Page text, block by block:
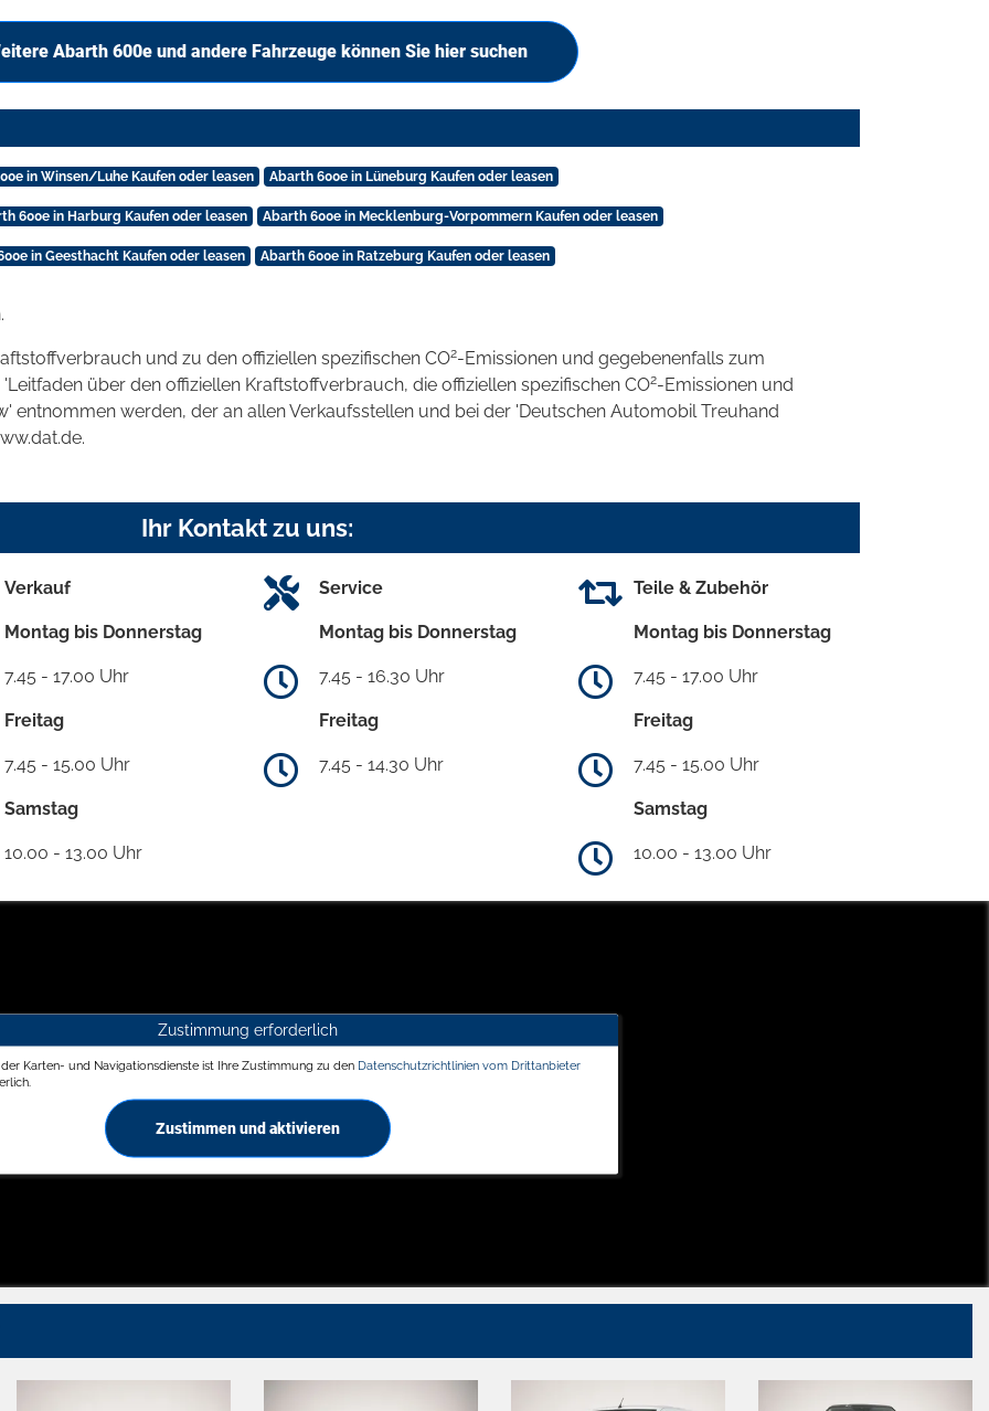
Abarth 600e und andere Fahrzeuge können Sie hier suchen
in Winsen/Luhe Kaufen oder leasen Abarth 600e in Lüneburg Kaufen oder leasen
600e in Harburg Kaufen oder leasen Abarth 600e in Mecklenburg-Vorpommern Kaufen oder leasen
in Geesthacht Kaufen oder leasen Abarth 600e in Ratzeburg Kaufen oder leasen
und zu den offiziellen spezifischen CO2-Emissionen und gegebenenfalls zum
über den offiziellen Kraftstoffverbrauch, die offiziellen spezifischen CO2-Emissionen und
entnommen werden, der an allen Verkaufsstellen und bei der 'Deutschen Automobil Treuhand
Ihr Kontakt zu uns:
Verkauf
Montag bis Donnerstag
7.45 - 17.00 Uhr
Freitag
7.45 - 15.00 Uhr
Samstag
10.00 - 13.00 Uhr
Service
Montag bis Donnerstag
7.45 - 16.30 Uhr
Freitag
7.45 - 14.30 Uhr
Teile & Zubehör
Montag bis Donnerstag
7.45 - 17.00 Uhr
Freitag
7.45 - 15.00 Uhr
Samstag
10.00 - 13.00 Uhr
Zustimmung erforderlich
Karten- und Navigationsdienste ist Ihre Zustimmung zu den Datenschutzrichtlinien vom Drittanbieter
Zustimmen und aktivieren